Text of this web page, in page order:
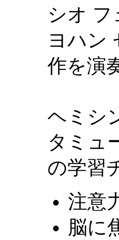
シオ
ヨハン
作を演
ヘミシ
タミュ
の学習
注意
脳に